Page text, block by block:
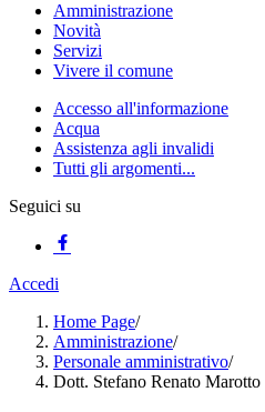
Amministrazione
Novità
Servizi
Vivere il comune
Accesso all'informazione
Acqua
Assistenza agli invalidi
Tutti gli argomenti...
Seguici su
Accedi
Home Page/
Amministrazione/
Personale amministrativo/
Dott. Stefano Renato Marotto